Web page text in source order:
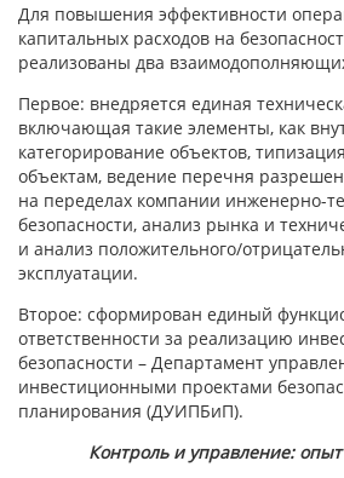
Для повышения эффективности
капитальных расходов на
реализованы два
Первое: внедряется единая
включающая такие элементы, как
категорирование объектов,
объектам, ведение перечня
на переделах компании инженерно-
безопасности, анализ рынка и
и анализ положительного/
эксплуатации.
Второе: сформирован единый
ответственности за реализацию
безопасности – Департамент
инвестиционными проектами
планирования (ДУИПБиП).
Контроль и управление: